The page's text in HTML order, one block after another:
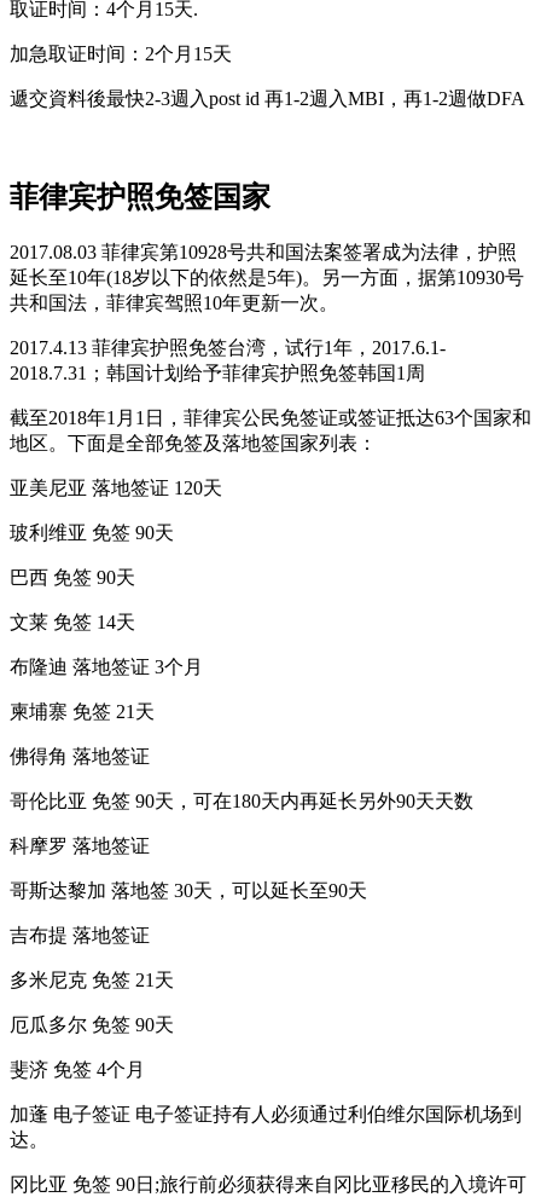
取证时间：4个月15天.
加急取证时间：2个月15天
遞交資料後最快2-3週入post id 再1-2週入MBI，再1-2週做DFA
菲律宾护照免签国家
2017.08.03 菲律宾第10928号共和国法案签署成为法律，护照
延长至10年(18岁以下的依然是5年)。另一方面，据第10930号
共和国法，菲律宾驾照10年更新一次。
2017.4.13 菲律宾护照免签台湾，试行1年，2017.6.1-
2018.7.31；韩国计划给予菲律宾护照免签韩国1周
截至2018年1月1日，菲律宾公民免签证或签证抵达63个国家和
地区。下面是全部免签及落地签国家列表：
亚美尼亚 落地签证 120天
玻利维亚 免签 90天
巴西 免签 90天
文莱 免签 14天
布隆迪 落地签证 3个月
柬埔寨 免签 21天
佛得角 落地签证
哥伦比亚 免签 90天，可在180天内再延长另外90天天数
科摩罗 落地签证
哥斯达黎加 落地签 30天，可以延长至90天
吉布提 落地签证
多米尼克 免签 21天
厄瓜多尔 免签 90天
斐济 免签 4个月
加蓬 电子签证 电子签证持有人必须通过利伯维尔国际机场到
达。
冈比亚 免签 90日;旅行前必须获得来自冈比亚移民的入境许可